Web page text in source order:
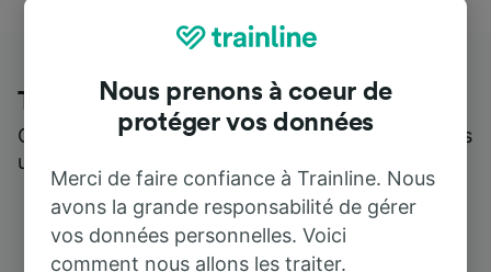
Trainline : l'avis de nos clients
Qui mieux pour parler de nous, que ceux qui nous
utilisent ?
Nous prenons à coeur de
protéger vos données
Merci de faire confiance à Trainline. Nous
avons la grande responsabilité de gérer
vos données personnelles. Voici
comment nous allons les traiter.